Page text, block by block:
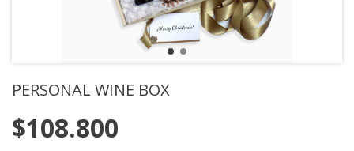
PERSONAL WINE BOX
$108.800